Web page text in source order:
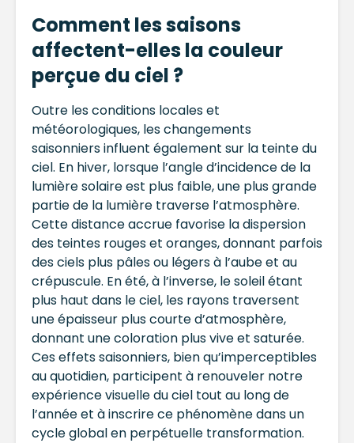
Comment les saisons
affectent-elles la couleur
perçue du ciel ?
Outre les conditions locales et
météorologiques, les changements
saisonniers influent également sur la teinte du
ciel. En hiver, lorsque l’angle d’incidence de la
lumière solaire est plus faible, une plus grande
partie de la lumière traverse l’atmosphère.
Cette distance accrue favorise la dispersion
des teintes rouges et oranges, donnant parfois
des ciels plus pâles ou légers à l’aube et au
crépuscule. En été, à l’inverse, le soleil étant
plus haut dans le ciel, les rayons traversent
une épaisseur plus courte d’atmosphère,
donnant une coloration plus vive et saturée.
Ces effets saisonniers, bien qu’imperceptibles
au quotidien, participent à renouveler notre
expérience visuelle du ciel tout au long de
l’année et à inscrire ce phénomène dans un
cycle global en perpétuelle transformation.